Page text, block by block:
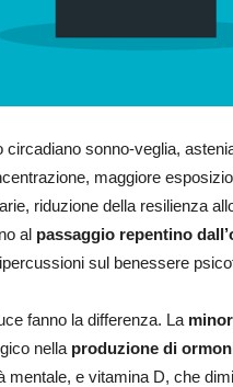
circadiano sonno-veglia,
maggiore
riduzione della resilienza
al passaggio repentino
sul benessere
fanno la differenza. La
nella produzione di
mentale, e vitamina D, che